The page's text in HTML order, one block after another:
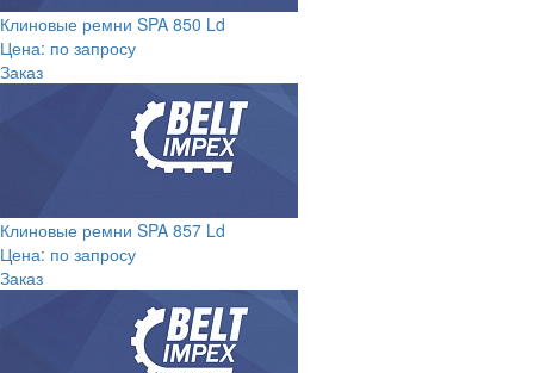
Клиновые ремни SPA 850 Ld
Цена: по запросу
Заказ
Клиновые ремни SPA 857 Ld
Цена: по запросу
Заказ